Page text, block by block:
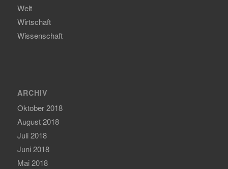
Welt
Wirtschaft
Wissenschaft
ARCHIV
Oktober 2018
August 2018
Juli 2018
Juni 2018
Mai 2018